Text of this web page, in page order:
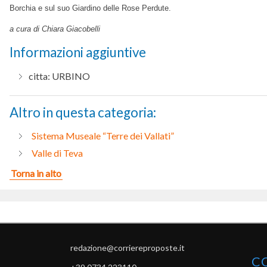
Borchia e sul suo Giardino delle Rose Perdute.
a cura di Chiara Giacobelli
Informazioni aggiuntive
citta: URBINO
Altro in questa categoria:
Sistema Museale “Terre dei Vallati”
Valle di Teva
Torna in alto
redazione@corriereproposte.it